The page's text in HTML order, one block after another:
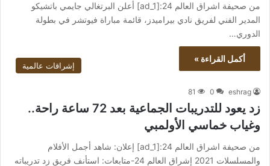
من صحيفة اشراق العالم 24:[ad_1] أعلن البرتغالي جايمي باتشيكو
المدير الفني لفريق نادي بيراميدز، قائمة مباراة فيوتشر في بطولة
الدوري…
أكمل القراءة »
إشراقات عالمية
eshrag
0
81
زد يعود للتدريبات الجماعية بعد 72 ساعة راحة..
وغياب خماسي الأولمبي
من صحيفة اشراق العالم 24:[ad_1] إعلان: شاهد أجمل الأفلام
والمسلسلات 2021 إشراق العالم 24-متابعات: استأنف فريق زد تدريباته